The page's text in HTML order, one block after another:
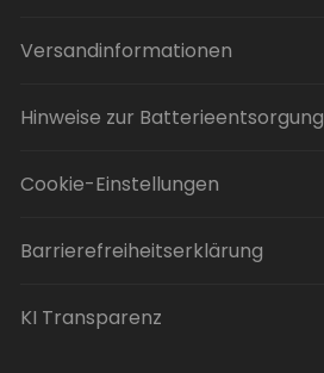
Versandinformationen
Hinweise zur Batterieentsorgung
Cookie-Einstellungen
Barrierefreiheitserklärung
KI Transparenz